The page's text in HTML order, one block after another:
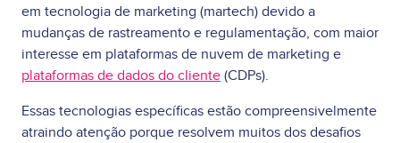
em tecnologia de marketing (martech) devido a
mudanças de rastreamento e regulamentação, com maior
interesse em plataformas de nuvem de marketing e
plataformas de dados do cliente (CDPs).
Essas tecnologias específicas estão compreensivelmente
atraindo atenção porque resolvem muitos dos desafios